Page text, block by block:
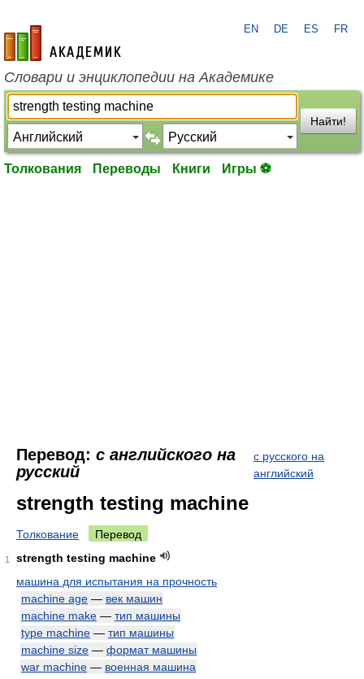
academic.ru
EN DE ES FR
Словари и энциклопедии на Академике
Найти!
Толкования Переводы Книги Игры ⚽
Перевод: с английского на
русский
с русского на
английский
strength testing machine
Толкование Перевод
1
strength testing machine
машина для испытания на прочность
machine age — век машин
machine make — тип машины
type machine — тип машины
machine size — формат машины
war machine — военная машина